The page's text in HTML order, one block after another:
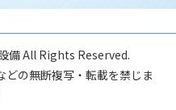
備 All Rights Reserved.
どの無断複写・転載を禁じま